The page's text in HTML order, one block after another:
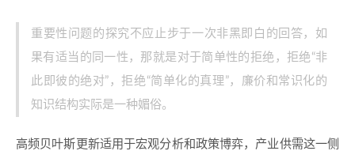
重要性问题的探究不应止步于一次非黑即白的回答，如
果有适当的同一性，那就是对于简单性的拒绝，拒绝“非
此即彼的绝对”，拒绝“简单化的真理”，廉价和常识化的
知识结构实际是一种媚俗。
高频贝叶斯更新适用于宏观分析和政策博弈，产业供需这一侧